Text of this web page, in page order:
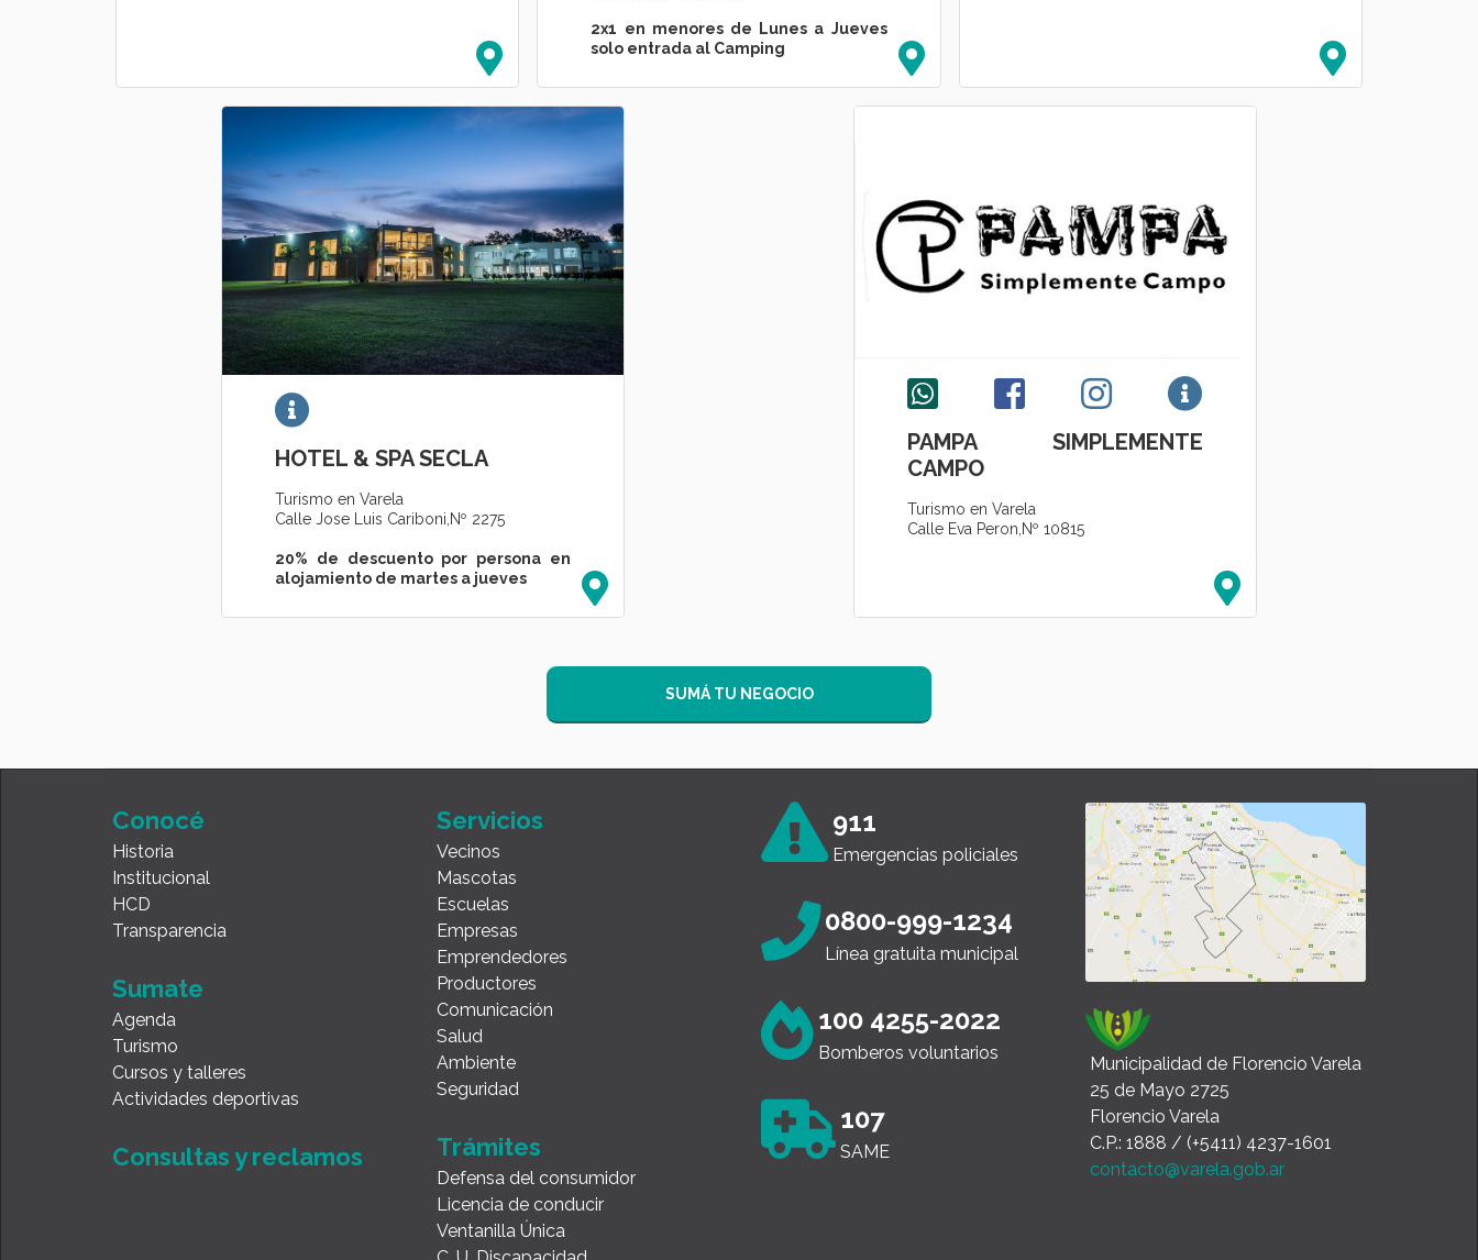
2x1 en menores de Lunes a Jueves
solo entrada al Camping
HOTEL & SPA SECLA
Turismo en Varela
Calle Jose Luis Cariboni,Nº 2275
20% de descuento por persona en
alojamiento de martes a jueves
PAMPA SIMPLEMENTE
CAMPO
Turismo en Varela
Calle Eva Peron,Nº 10815
SUMÁ TU NEGOCIO
Conocé
Historia
Institucional
HCD
Transparencia
Sumate
Agenda
Turismo
Cursos y talleres
Actividades deportivas
Consultas y reclamos
Servicios
Vecinos
Mascotas
Escuelas
Empresas
Emprendedores
Productores
Comunicación
Salud
Ambiente
Seguridad
Trámites
Defensa del consumidor
Licencia de conducir
Ventanilla Única
911
Emergencias policiales
0800-999-1234
Línea gratuita municipal
100 4255-2022
Bomberos voluntarios
107
SAME
Municipalidad de Florencio Varela
25 de Mayo 2725
Florencio Varela
C.P.: 1888 / (+5411) 4237-1601
contacto@varela.gob.ar